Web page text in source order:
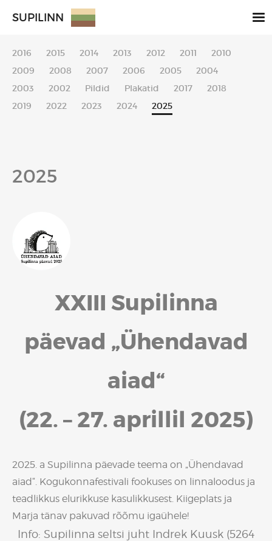
SUPILINN
2016 2015 2014 2013 2012 2011
2010
2009
2008 2007 2006 2005
2004
2003
2002 Pildid Plakatid 2017
2018
2019
2022 2023 2024 2025
2025
XXIII Supilinna
päevad „Ühendavad
aiad“
(22. – 27. aprillil 2025)
2025. a Supilinna päevade teema on „Ühendavad
aiad“. Kogukonnafestivali fookuses on linnaloodus ja
teadlikkus elurikkuse kasulikkusest. Kiigeplats ja
Marja tänav pakuvad rõõmu igaühele!
Info: Supilinna seltsi juht Indrek Kuusk (5264